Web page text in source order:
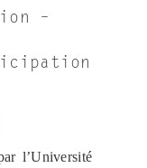
–
l’Université